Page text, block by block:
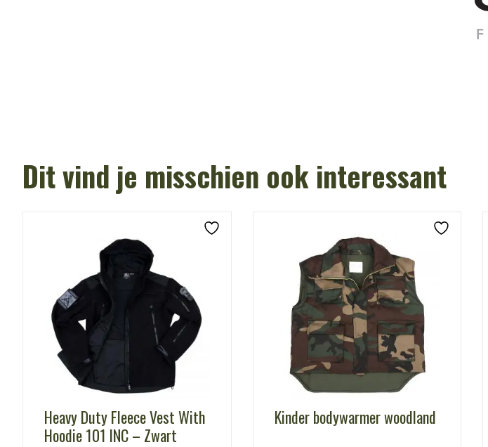
Dit vind je misschien ook interessant
Heavy Duty Fleece Vest With
Hoodie 101 INC – Zwart
Kinder bodywarmer woodland